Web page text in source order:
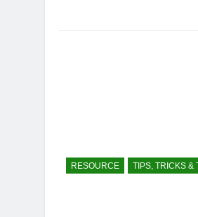
RESOURCE TIPS, TRICKS &